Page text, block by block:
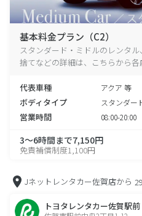
基本料金プラン（C2）
スタンダード・ミドルのレンタ
捨てなどの詳細は、こちらから各
代表車種 アクア 等
ボディタイプ スタンダー
営業時間 08:00-20:00
3～6時間まで7,150円
免責補償制度1,100円
Jネットレンタカー佐賀店から
トヨタレンタカー佐賀駅前